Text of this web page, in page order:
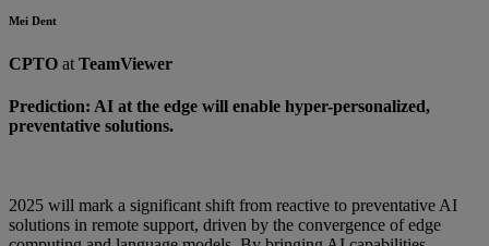
Mei Dent
CPTO at TeamViewer
Prediction: AI at the edge will enable hyper-personalized,
preventative solutions.
2025 will mark a significant shift from reactive to preventative AI
solutions in remote support, driven by the convergence of edge